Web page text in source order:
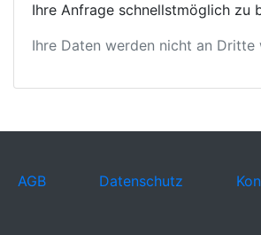
Ihre Anfrage schnellstmöglich zu
Ihre Daten werden nicht an Dritte
AGB Datenschutz